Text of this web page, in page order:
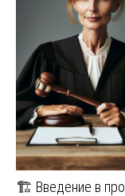
🏗️ Введение в